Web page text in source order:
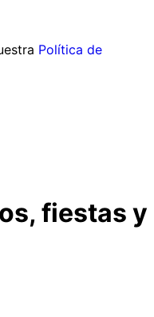
Política de
entradafiestas y